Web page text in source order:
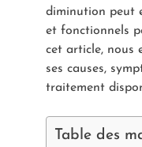
diminution peut
et fonctionnels
cet article, nous
ses causes,
traitement
Table des